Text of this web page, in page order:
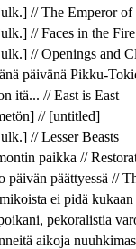
// The Emperor
// Faces in the Fire
// Openings and
päivänä Pikku-
itä... // East is East
// [untitled]
// Lesser Beasts
paikka //
päivän päättyessä //
ei pidä
pekoralistia
aikoja